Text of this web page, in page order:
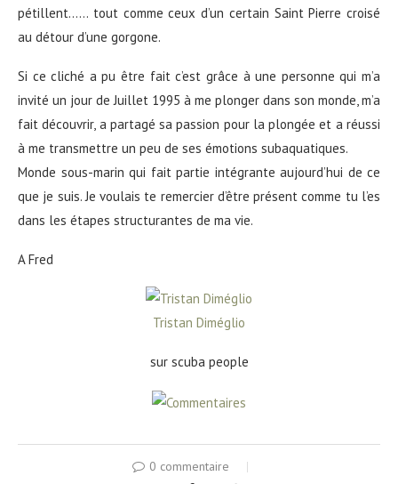
pétillent…… tout comme ceux d’un certain Saint Pierre croisé
au détour d’une gorgone.
Si ce cliché a pu être fait c’est grâce à une personne qui m’a
invité un jour de Juillet 1995 à me plonger dans son monde, m’a
fait découvrir, a partagé sa passion pour la plongée et a réussi
à me transmettre un peu de ses émotions subaquatiques.
Monde sous-marin qui fait partie intégrante aujourd’hui de ce
que je suis. Je voulais te remercier d’être présent comme tu l’es
dans les étapes structurantes de ma vie.
A Fred
Tristan Diméglio
sur scuba people
0 commentaire